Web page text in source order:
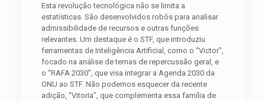
Esta revolução tecnológica não se limita a
estatísticas. São desenvolvidos robôs para analisar
admissibilidade de recursos e outras funções
relevantes. Um destaque é o STF, que introduziu
ferramentas de Inteligência Artificial, como o “Victor”,
focado na análise de temas de repercussão geral, e
o “RAFA 2030”, que visa integrar a Agenda 2030 da
ONU ao STF. Não podemos esquecer da recente
adição, “VitorIa”, que complementa essa família de